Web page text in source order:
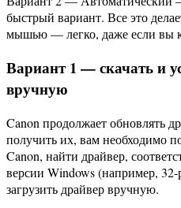
быстрый вариант. Все это
мышью — легко, даже если вы
Вариант 1 — скачать и
вручную
Canon продолжает обновлять
получить их, вам необходимо
Canon, найти драйвер,
версии Windows (например,
загрузить драйвер вручную.